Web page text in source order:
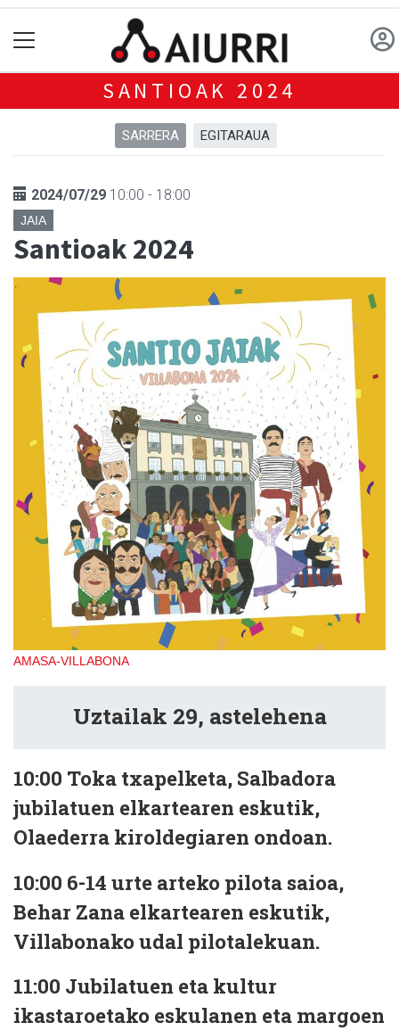
SANTIOAK 2024
SARRERA EGITARAUA
2024/07/29 10:00 - 18:00
JAIA
Santioak 2024
AMASA-VILLABONA
Uztailak 29, astelehena
10:00 Toka txapelketa, Salbadora
jubilatuen elkartearen eskutik,
Olaederra kiroldegiaren ondoan.
10:00 6-14 urte arteko pilota saioa,
Behar Zana elkartearen eskutik,
Villabonako udal pilotalekuan.
11:00 Jubilatuen eta kultur
ikastaroetako eskulanen eta margoen